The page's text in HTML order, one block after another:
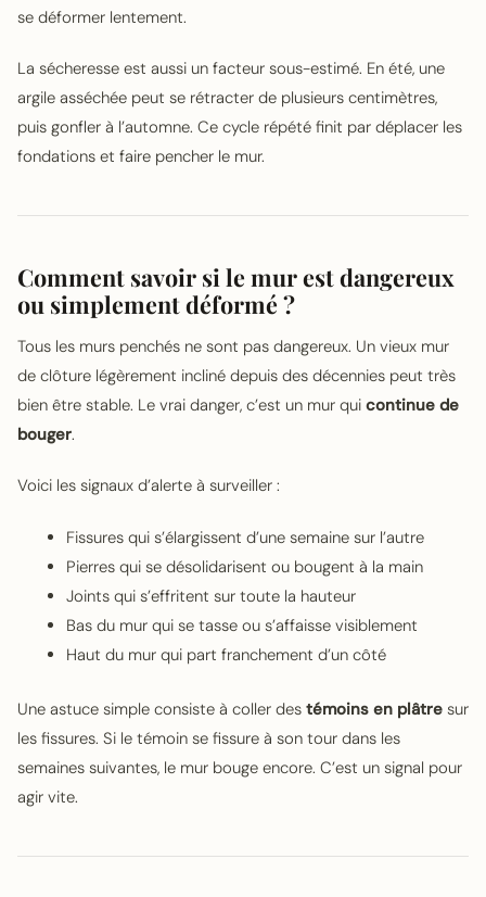
se déformer lentement.
La sécheresse est aussi un facteur sous-estimé. En été, une
argile asséchée peut se rétracter de plusieurs centimètres,
puis gonfler à l’automne. Ce cycle répété finit par déplacer les
fondations et faire pencher le mur.
Comment savoir si le mur est dangereux
ou simplement déformé ?
Tous les murs penchés ne sont pas dangereux. Un vieux mur
de clôture légèrement incliné depuis des décennies peut très
bien être stable. Le vrai danger, c’est un mur qui continue de
bouger.
Voici les signaux d’alerte à surveiller :
Fissures qui s’élargissent d’une semaine sur l’autre
Pierres qui se désolidarisent ou bougent à la main
Joints qui s’effritent sur toute la hauteur
Bas du mur qui se tasse ou s’affaisse visiblement
Haut du mur qui part franchement d’un côté
Une astuce simple consiste à coller des témoins en plâtre sur
les fissures. Si le témoin se fissure à son tour dans les
semaines suivantes, le mur bouge encore. C’est un signal pour
agir vite.